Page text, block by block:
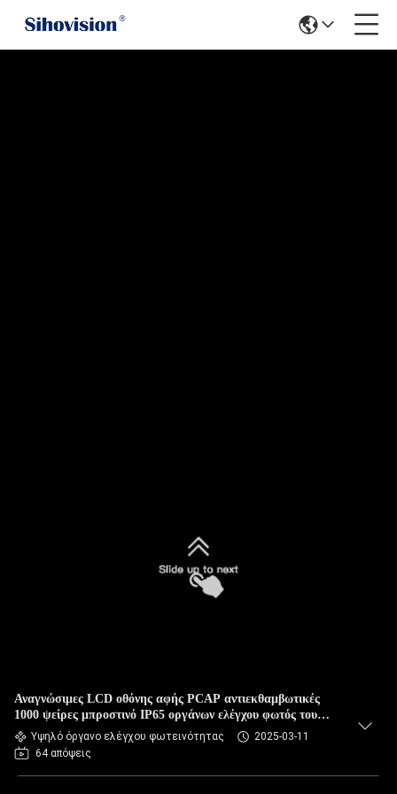
Αναγνώσιμες LCD οθόνης αφής PCAP αντιεκθαμβωτικές
1000 ψείρες μπροστινό IP65 οργάνων ελέγχου φωτός του
ήλιου αδιάβροχες
Υψηλό όργανο ελέγχου φωτεινότητας
2025-03-11
64 απόψεις